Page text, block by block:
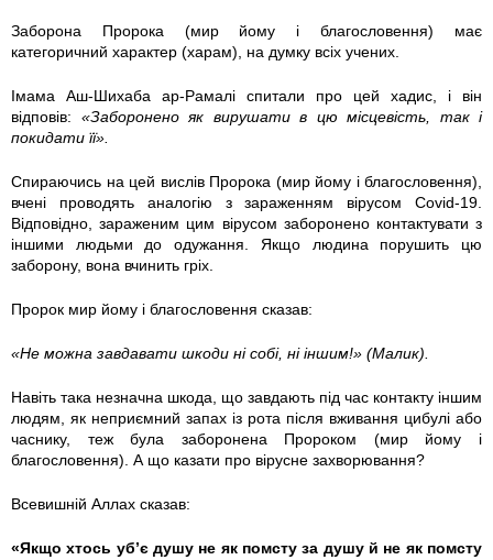
Заборона Пророка (мир йому і благословення) має
категоричний характер (харам), на думку всіх учених.
Імама Аш-Шихаба ар-Рамалі спитали про цей хадис, і він
відповів: «Заборонено як вирушати в цю місцевість, так і
покидати її».
Спираючись на цей вислів Пророка (мир йому і благословення),
вчені проводять аналогію з зараженням вірусом Covid-19.
Відповідно, зараженим цим вірусом заборонено контактувати з
іншими людьми до одужання. Якщо людина порушить цю
заборону, вона вчинить гріх.
Пророк мир йому і благословення сказав:
«Не можна завдавати шкоди ні собі, ні іншим!» (Малик).
Навіть така незначна шкода, що завдають під час контакту іншим
людям, як неприємний запах із рота після вживання цибулі або
часнику, теж була заборонена Пророком (мир йому і
благословення). А що казати про вірусне захворювання?
Всевишній Аллах сказав:
«Якщо хтось уб’є душу не як помсту за душу й не як помсту